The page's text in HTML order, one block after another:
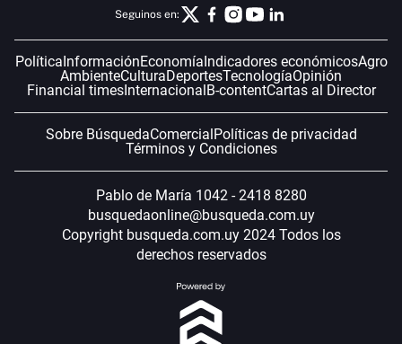
Seguinos en:
PolíticaInformaciónEconomíaIndicadores económicosAgro
AmbienteCulturaDeportesTecnologíaOpinión
Financial timesInternacionalB-contentCartas al Director
Sobre BúsquedaComercialPolíticas de privacidad
Términos y Condiciones
Pablo de María 1042 - 2418 8280
busquedaonline@busqueda.com.uy
Copyright busqueda.com.uy 2024 Todos los
derechos reservados